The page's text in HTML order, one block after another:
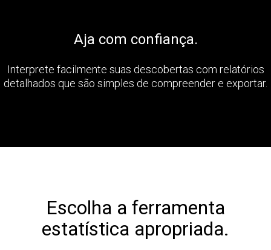
Aja com confiança.
Interprete facilmente suas descobertas com relatórios
detalhados que são simples de compreender e exportar.
Escolha a ferramenta
estatística apropriada.